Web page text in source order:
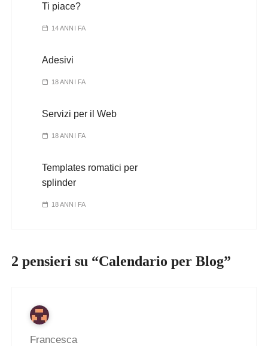
Ti piace?
14 ANNI FA
Adesivi
18 ANNI FA
Servizi per il Web
18 ANNI FA
Templates romatici per
splinder
18 ANNI FA
2 pensieri su “Calendario per Blog”
Francesca